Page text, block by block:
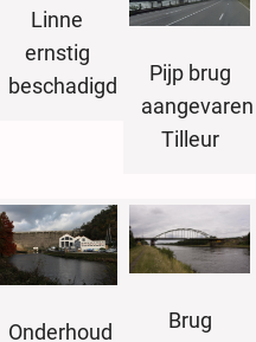
Linne
ernstig
beschadigd
Pijp brug
aangevaren
Tilleur
Onderhoud
Brug